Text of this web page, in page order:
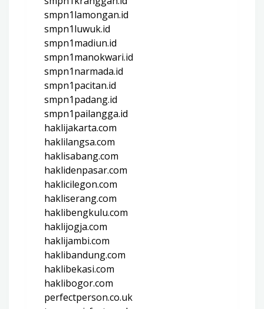
smpn1lamongan.id
smpn1luwuk.id
smpn1madiun.id
smpn1manokwari.id
smpn1narmada.id
smpn1pacitan.id
smpn1padang.id
smpn1pailangga.id
haklijakarta.com
haklilangsa.com
haklisabang.com
haklidenpasar.com
haklicilegon.com
hakliserang.com
haklibengkulu.com
haklijogja.com
haklijambi.com
haklibandung.com
haklibekasi.com
haklibogor.com
perfectperson.co.uk